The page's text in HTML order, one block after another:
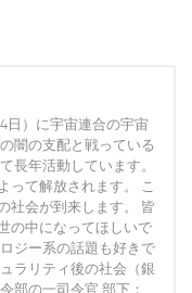
日）に宇宙連合の宇宙
闇の支配と戦っている
長年活動しています。
って解放されます。 こ
社会が到来します。 皆
の中になってほしいで
ジー系の話題も好きで
ラリティ後の社会（銀
部の一司令官 部下：